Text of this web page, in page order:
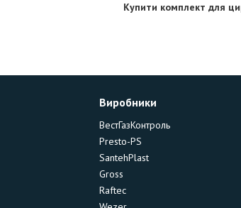
Купити комплект для
Виробники
ВестГазКонтроль
Presto-PS
SantehPlast
Gross
Raftec